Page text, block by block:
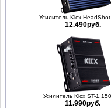
Усилитель Kicx
12.490руб.
Усилитель Kicx ST-
11.990руб.